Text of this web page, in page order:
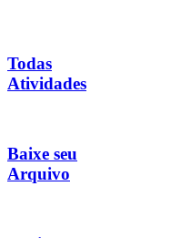
Todas
Atividades
Baixe seu
Arquivo